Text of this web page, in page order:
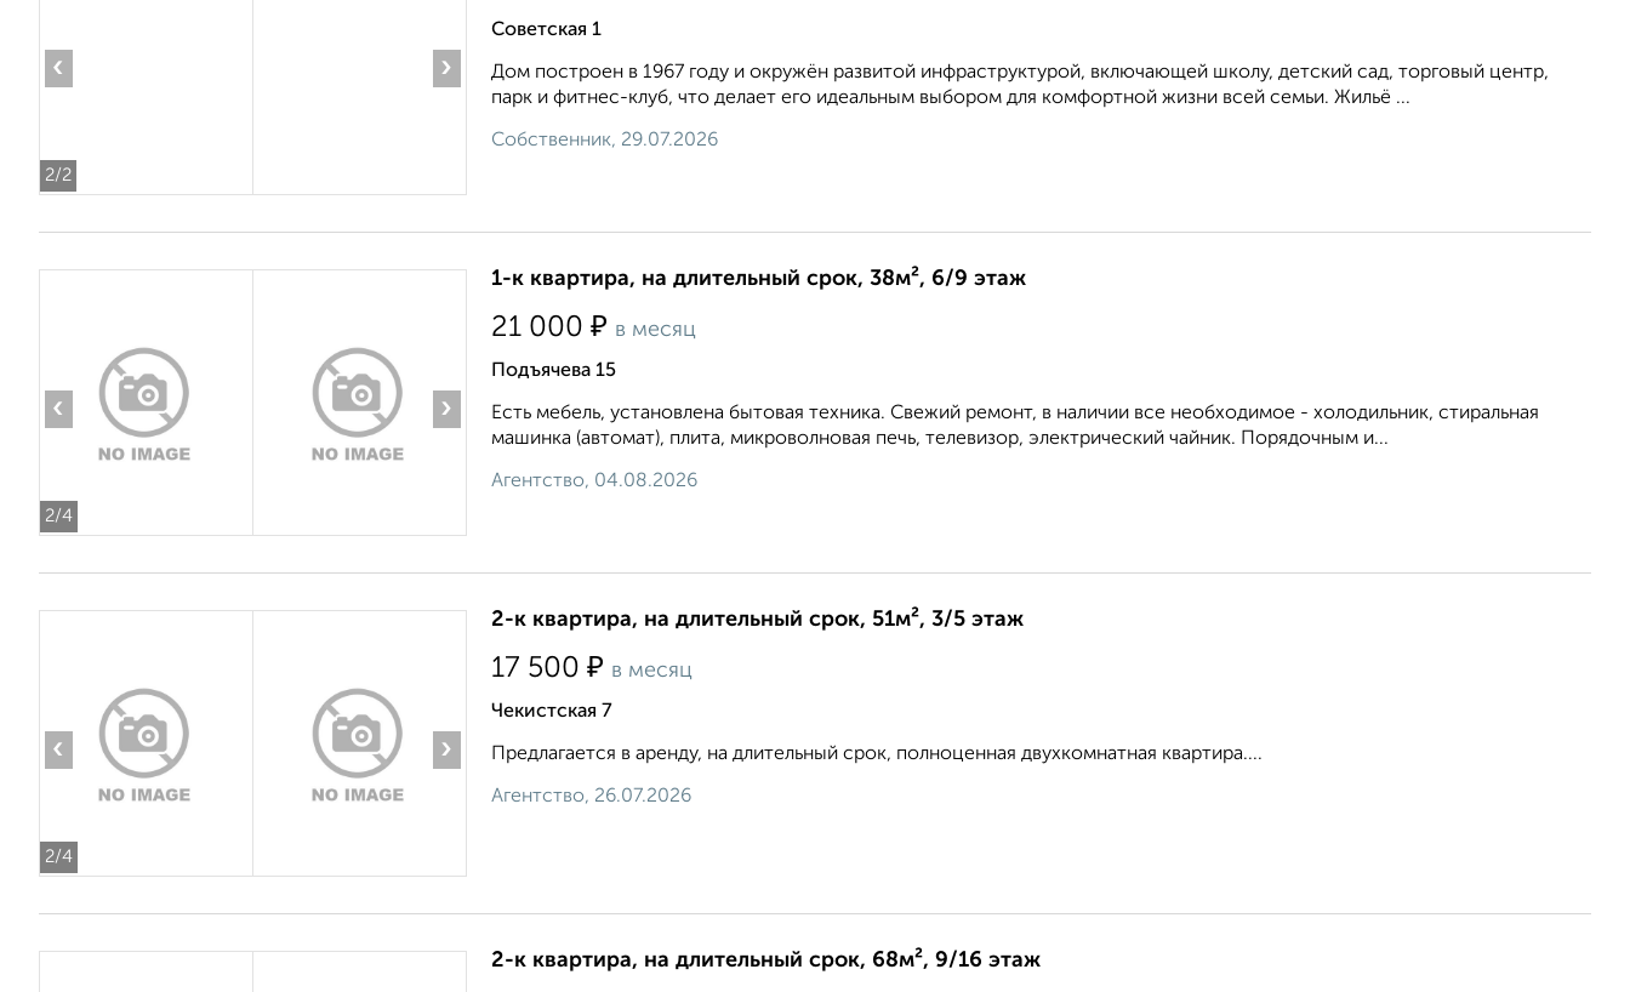
2/2
‹ ›
Советская 1
Дом построен в 1967 году и окружён развитой инфраструктурой, включающей школу, детский сад, торговый центр,
парк и фитнес-клуб, что делает его идеальным выбором для комфортной жизни всей семьи. Жильё ...
Собственник, 29.07.2026
2/4
‹ ›
1-к квартира, на длительный срок, 38м², 6/9 этаж
21 000 ₽ в месяц
Подъячева 15
Есть мебель, установлена бытовая техника. Свежий ремонт, в наличии все необходимое - холодильник, стиральная
машинка (автомат), плита, микроволновая печь, телевизор, электрический чайник. Порядочным и...
Агентство, 04.08.2026
2/4
‹ ›
2-к квартира, на длительный срок, 51м², 3/5 этаж
17 500 ₽ в месяц
Чекистская 7
Предлагается в аренду, на длительный срок, полноценная двухкомнатная квартира....
Агентство, 26.07.2026
2-к квартира, на длительный срок, 68м², 9/16 этаж